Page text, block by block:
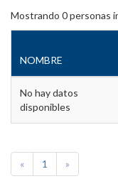
Mostrando 0personas
NOMBRE
No hay datos
disponibles
« 1 »